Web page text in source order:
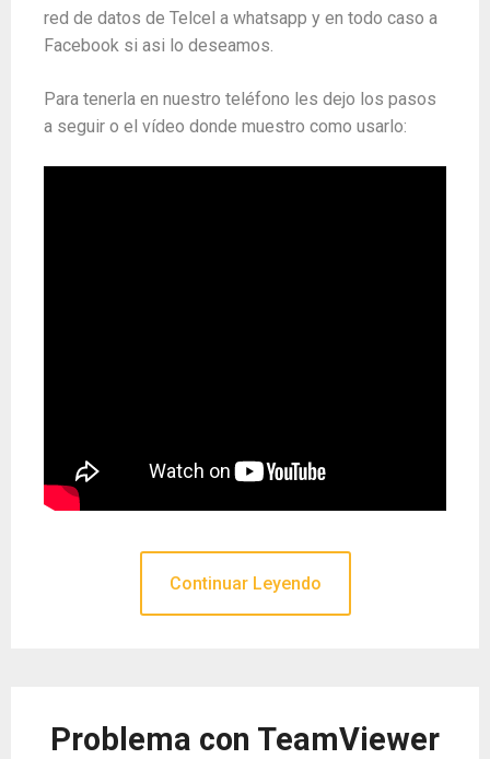
red de datos de Telcel a whatsapp y en todo caso a
Facebook si asi lo deseamos.
Para tenerla en nuestro teléfono les dejo los pasos
a seguir o el vídeo donde muestro como usarlo:
Continuar Leyendo
Problema con TeamViewer